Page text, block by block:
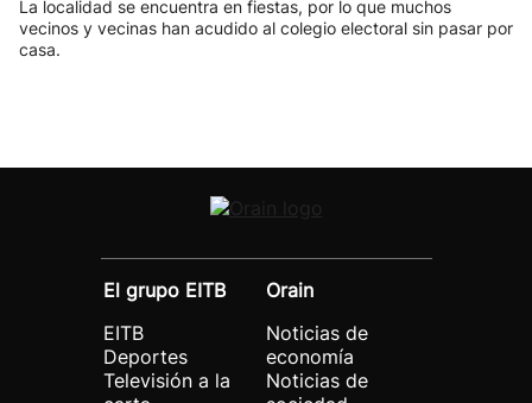
La localidad se encuentra en fiestas, por lo que muchos
vecinos y vecinas han acudido al colegio electoral sin pasar por
casa.
El grupo EITB
EITB
Deportes
Televisión a la
Orain
Noticias de
economía
Noticias de